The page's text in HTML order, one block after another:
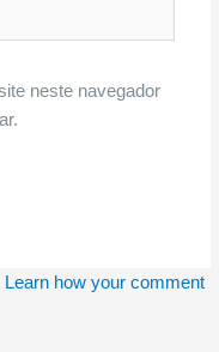
neste navegador
Learn how your comment